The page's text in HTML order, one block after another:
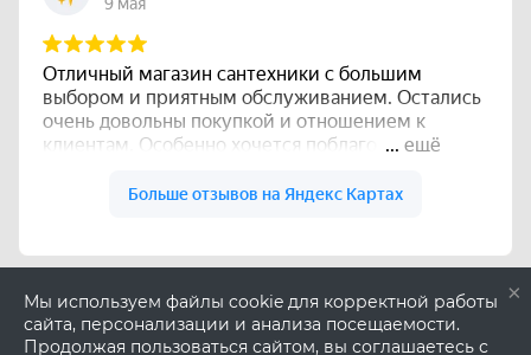
×
Мы используем файлы cookie для корректной работы
сайта, персонализации и анализа посещаемости.
Продолжая пользоваться сайтом, вы соглашаетесь с